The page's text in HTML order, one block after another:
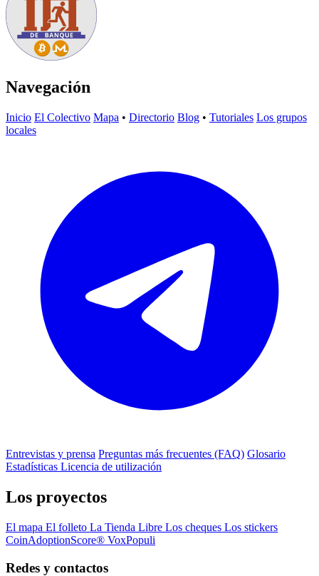
Navegación
Inicio El Colectivo Mapa • Directorio Blog • Tutoriales Los grupos
locales
Entrevistas y prensa Preguntas más frecuentes (FAQ) Glosario
Estadísticas Licencia de utilización
Los proyectos
El mapa El folleto La Tienda Libre Los cheques Los stickers
CoinAdoptionScore® VoxPopuli
Redes y contactos